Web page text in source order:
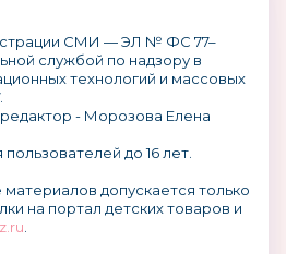
СМИ — ЭЛ № ФС 77–
службой по надзору в
технологий и массовых
- Морозова Елена
до 16 лет.
допускается только
на портал детских товаров и